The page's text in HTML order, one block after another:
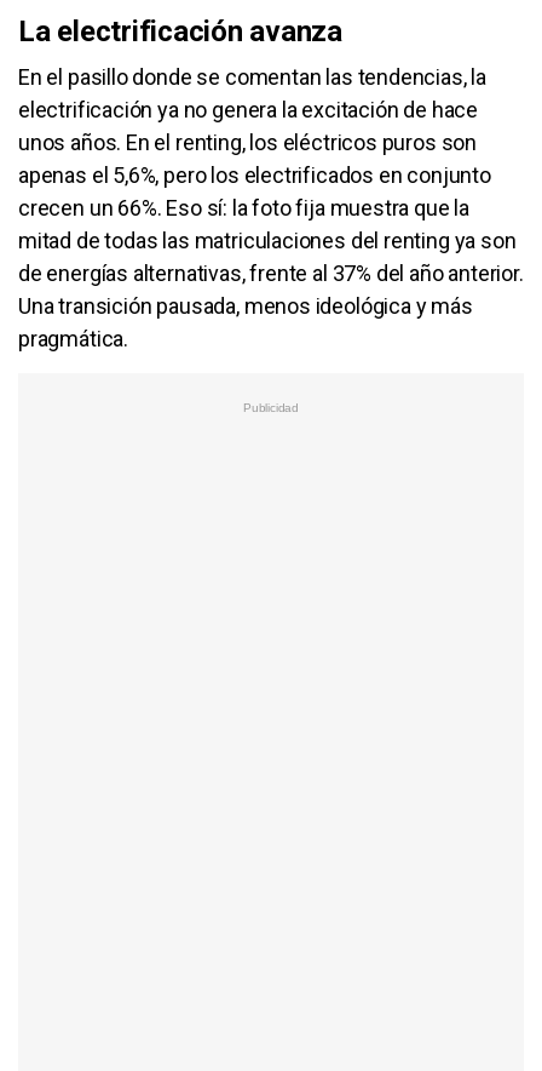
La electrificación avanza
En el pasillo donde se comentan las tendencias, la
electrificación ya no genera la excitación de hace
unos años. En el renting, los eléctricos puros son
apenas el 5,6%, pero los electrificados en conjunto
crecen un 66%. Eso sí: la foto fija muestra que la
mitad de todas las matriculaciones del renting ya son
de energías alternativas, frente al 37% del año anterior.
Una transición pausada, menos ideológica y más
pragmática.